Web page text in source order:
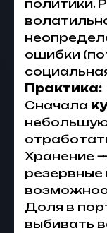
политики.
ошибки
Практика:
Сначала
Хранение
Доля в
выбивать